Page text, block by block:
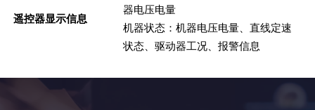
遥控器显示信息
器电压电量
机器状态：机器电压电量、直线定速
状态、驱动器工况、报警信息